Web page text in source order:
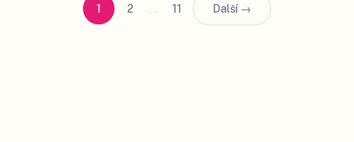
1 2 … 11 Další →